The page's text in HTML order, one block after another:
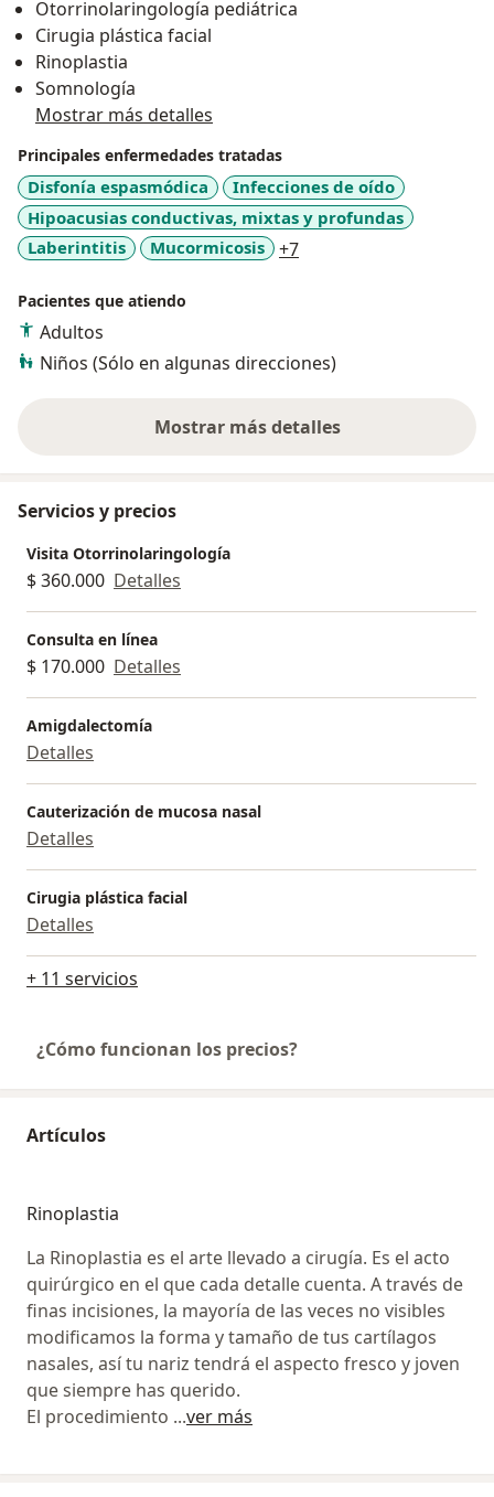
Otorrinolaringológica en Niños.
DEJA EL CUIDADO DE TUS OÍDOS, NARIZ Y GARGANTA
EN NUESTRAS MANOS
Otorrinolaringología pediátrica
Cirugia plástica facial
Rinoplastia
Somnología
Mostrar más detalles
Principales enfermedades tratadas
Disfonía espasmódica
Infecciones de oído
Hipoacusias conductivas, mixtas y profundas
Laberintitis
Mucormicosis +7a11y_sr_more_diseases
Pacientes que atiendo
Adultos
Niños (Sólo en algunas direcciones)
Mostrar más detalles
sobre la experiencia
Servicios y precios
Visita Otorrinolaringología
$ 360.000 Detalles
Consulta en línea
$ 170.000 Detalles
Amigdalectomía
Detalles
Cauterización de mucosa nasal
Detalles
Cirugia plástica facial
Detalles
+ 11 servicios
¿Cómo funcionan los precios?
Artículos
Rinoplastia
La Rinoplastia es el arte llevado a cirugía. Es el acto
quirúrgico en el que cada detalle cuenta. A través de
finas incisiones, la mayoría de las veces no visibles
modificamos la forma y tamaño de tus cartílagos
nasales, así tu nariz tendrá el aspecto fresco y joven
que siempre has querido.
El procedimiento ...ver más